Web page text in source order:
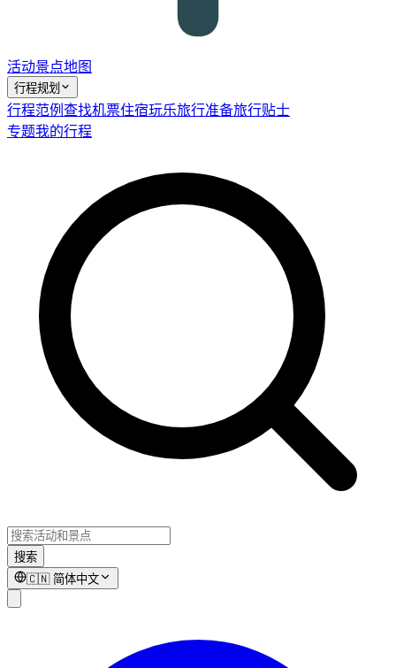
活动景点地图
行程规划
行程范例 查找机票住宿玩乐旅行准备旅行贴士
专题我的行程
搜索
🇨🇳 简体中文